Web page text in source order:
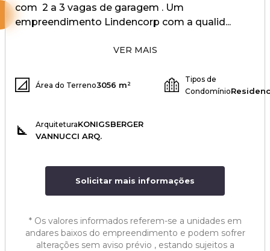
com 2 a 3 vagas de garagem . Um
empreendimento Lindencorp com a qualid...
VER MAIS
Área do Terreno3056 m²
Tipos de
Condomínio
ArquiteturaKONIGSBERGER
VANNUCCI ARQ.
Solicitar mais informações
* Os valores informados referem-se a unidades em
andares baixos do empreendimento e podem sofrer
alterações sem aviso prévio , estando sujeitos a